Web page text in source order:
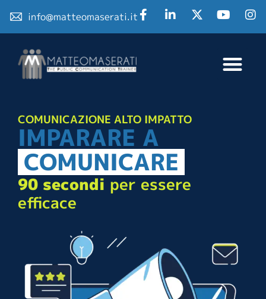
info@matteomaserati.it
COMUNICAZIONE ALTO IMPATTO
IMPARARE A
COMUNICARE
90 secondi per essere
efficace